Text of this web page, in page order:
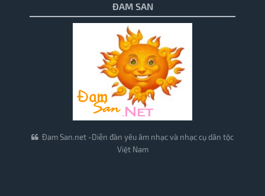
ĐAM SAN
Đam San.net -Diễn đàn yêu âm nhạc và nhạc cụ dân tộc
Việt Nam